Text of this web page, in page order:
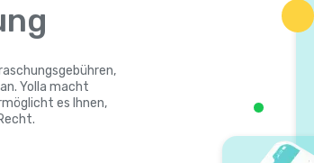
Yolla macht
es Ihnen,